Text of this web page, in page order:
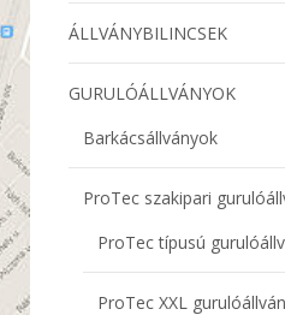
ÁLLVÁNYBILINCSEK
GURULÓÁLLVÁNYOK
Barkácsállványok
ProTec szakipari
ProTec típusú
ProTec XXL